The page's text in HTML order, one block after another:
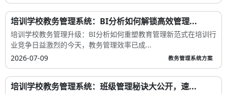
培训学校教务管理系统：BI分析如何解锁高效管理...
培训学校教务管理升级：BI分析如何重塑教育管理新范式在培训行
业竞争日益激烈的今天，教务管理效率已成...
2026-07-09
教务管理系统方案
培训学校教务管理系统：班级管理秘诀大公开，速...